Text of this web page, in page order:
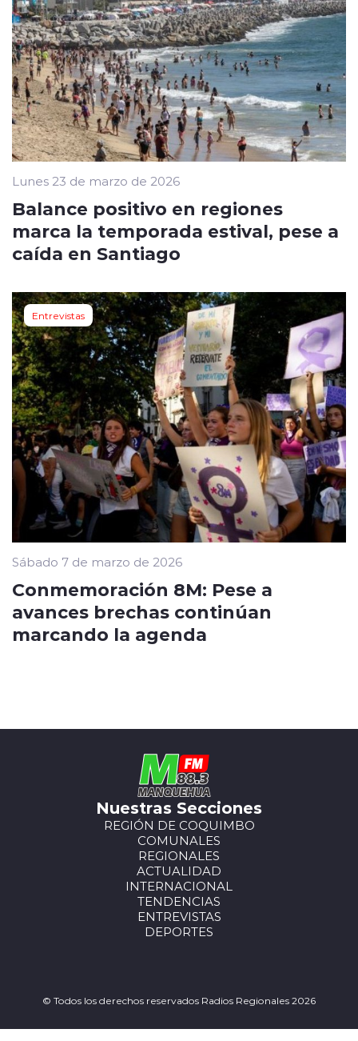
Lunes 23 de marzo de 2026
Balance positivo en regiones
marca la temporada estival, pese a
caída en Santiago
Entrevistas
Sábado 7 de marzo de 2026
Conmemoración 8M: Pese a
avances brechas continúan
marcando la agenda
Nuestras Secciones
REGIÓN DE COQUIMBO
COMUNALES
REGIONALES
ACTUALIDAD
INTERNACIONAL
TENDENCIAS
ENTREVISTAS
DEPORTES
© Todos los derechos reservados Radios Regionales 2026